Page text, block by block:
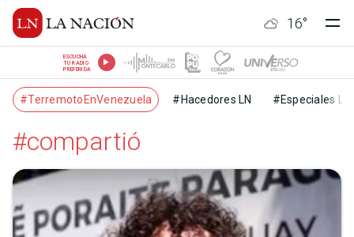
16°
ESCUCHÁ
TU RADIO
PREFERIDA
#TerremotoEnVenezuela #Hacedores LN #Especiales LN
#compartió